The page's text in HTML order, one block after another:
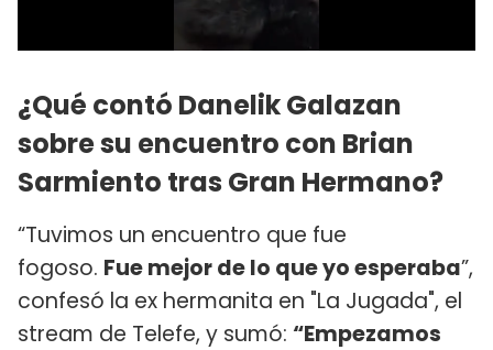
¿Qué contó Danelik Galazan
sobre su encuentro con Brian
Sarmiento tras Gran Hermano?
“Tuvimos un encuentro que fue
fogoso. Fue mejor de lo que yo esperaba”,
confesó la ex hermanita en "La Jugada", el
stream de Telefe, y sumó: “Empezamos